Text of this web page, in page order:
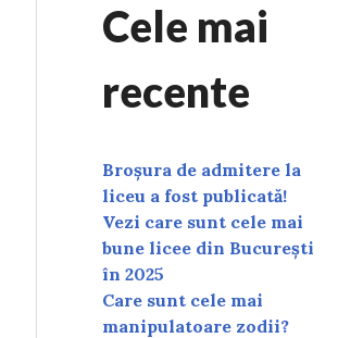
Cele mai
recente
Broșura de admitere la
liceu a fost publicată!
Vezi care sunt cele mai
bune licee din București
în 2025
Care sunt cele mai
manipulatoare zodii?